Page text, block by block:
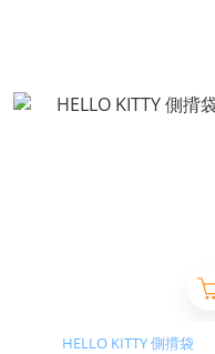
HELLO KITTY 側揹袋